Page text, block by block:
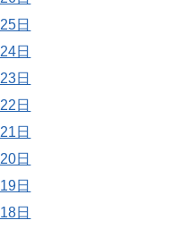
日
日
日
日
日
日
日
日